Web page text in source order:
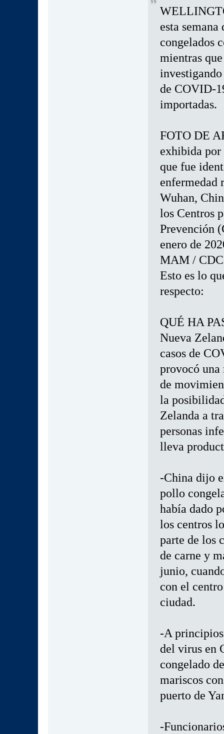
esta semana
congelados
mientras
de COVID-
importadas.
FOTO DE
exhibida
que fue
enfermedad
Wuhan,
los Centros
Prevención
enero de
MAM / CDC
Esto es lo
respecto:
QUÉ HA
Nueva
casos de
provocó una
de
la
Zelanda a
personas
lleva
-China dijo
pollo
había dado
los centros
parte de los
de carne y
junio,
con el
ciudad.
-A principios
del virus en
congelado
mariscos
puerto de
-